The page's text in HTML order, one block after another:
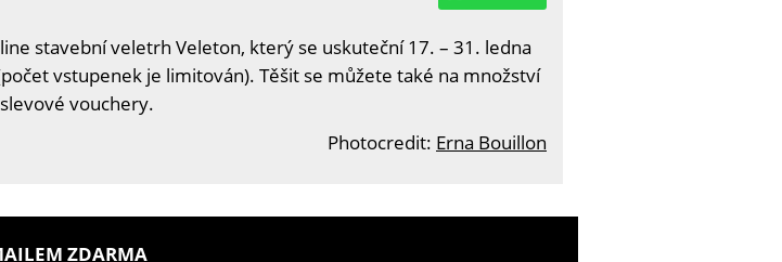
stavební veletrh Veleton, který se uskuteční 17. – 31. ledna
vstupenek je limitován). Těšit se můžete také na množství
vouchery.
Photocredit: Erna Bouillon
ZDARMA